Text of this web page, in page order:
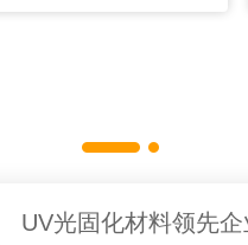
UV光固化材料领先企